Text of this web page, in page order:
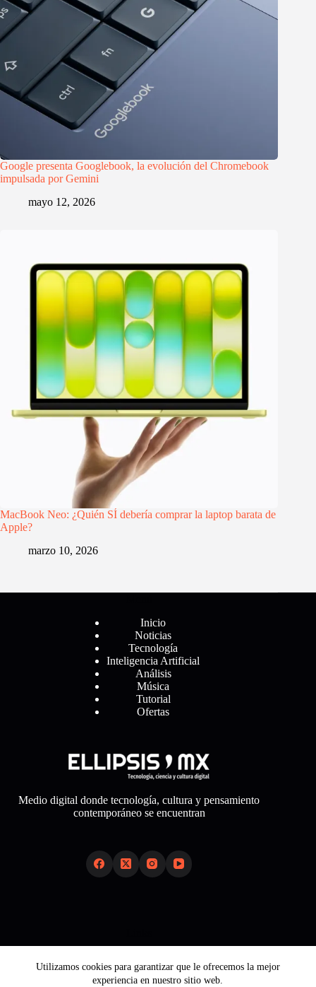
Utilizamos cookies para garantizar que le ofrecemos la mejor
experiencia en nuestro sitio web.
Google presenta Googlebook, la evolución del Chromebook
impulsada por Gemini
mayo 12, 2026
MacBook Neo: ¿Quién SÍ debería comprar la laptop barata de
Apple?
marzo 10, 2026
Inicio
Noticias
Tecnología
Inteligencia Artificial
Análisis
Música
Tutorial
Ofertas
Medio digital donde tecnología, cultura y pensamiento
contemporáneo se encuentran
Aviso Legal
Política de Cookies